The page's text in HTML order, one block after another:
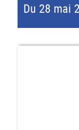
Du 28 mai